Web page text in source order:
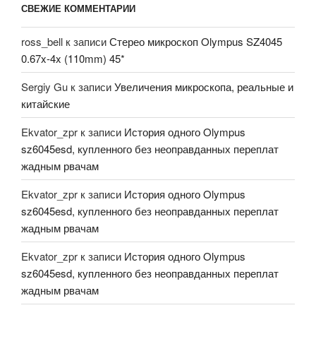
СВЕЖИЕ КОММЕНТАРИИ
ross_bell к записиСтерео микроскоп Olympus SZ4045
0.67x-4x (110mm) 45*
Sergiy Gu к записиУвеличения микроскопа, реальные и
китайские
Ekvator_zpr к записи История одного Olympus
sz6045esd, купленного без неоправданных переплат
жадным рвачам
Ekvator_zpr к записи История одного Olympus
sz6045esd, купленного без неоправданных переплат
жадным рвачам
Ekvator_zpr к записи История одного Olympus
sz6045esd, купленного без неоправданных переплат
жадным рвачам